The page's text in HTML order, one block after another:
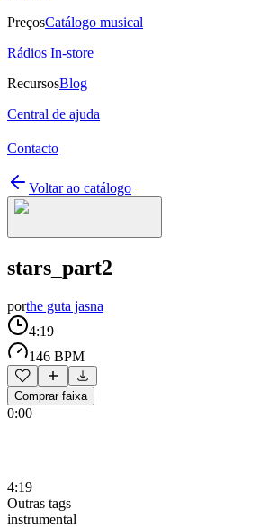
PreçosCatálogo musical
Rádios In-store
RecursosBlog
Central de ajuda
Contacto
Voltar ao catálogo
stars_part2
porthe guta jasna
4:19
146 BPM
Comprar faixa
0:00
4:19
Outras tags
instrumental